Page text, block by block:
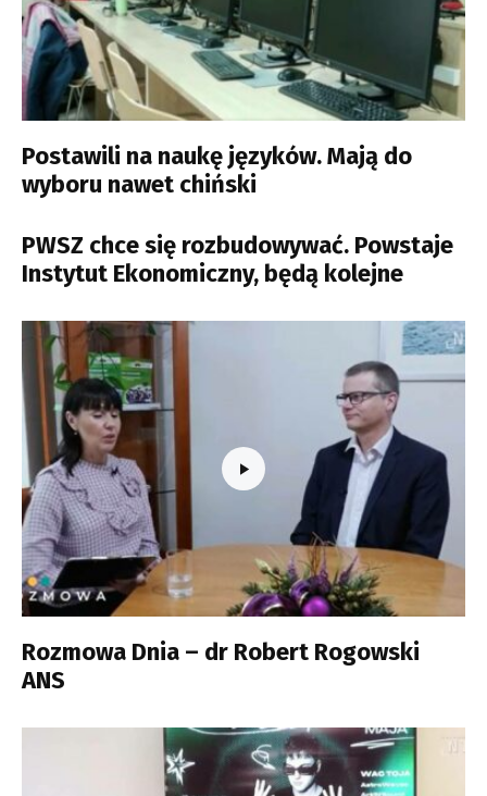
Postawili na naukę języków. Mają do
wyboru nawet chiński
PWSZ chce się rozbudowywać. Powstaje
Instytut Ekonomiczny, będą kolejne
Rozmowa Dnia – dr Robert Rogowski
ANS